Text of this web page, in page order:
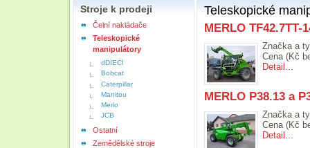
Stroje k prodeji
Čelní nakládače
Teleskopické
manipulátory
dDIECI
Bobcat
Caterpillar
Manitou
Merlo
JCB
Ostatní
Zemědělské stroje
Teleskopické
MERLO TF42.7TT-
Značka a
Cena (Kč
Detail...
MERLO P38.13 a
Značka a
Cena (Kč
Detail...